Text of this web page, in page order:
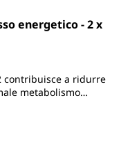
energetico - 2 x
contribuisce a ridurre
metabolismo
ashwagandha,
sofora del